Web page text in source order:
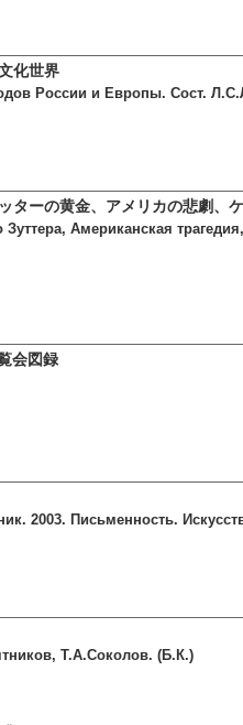
化世界
России и Европы. Сост.
ーの黄金、アメリカの悲劇
Американская
会図録
2003. Письменность.
Т.А.Соколов. (Б.К.)